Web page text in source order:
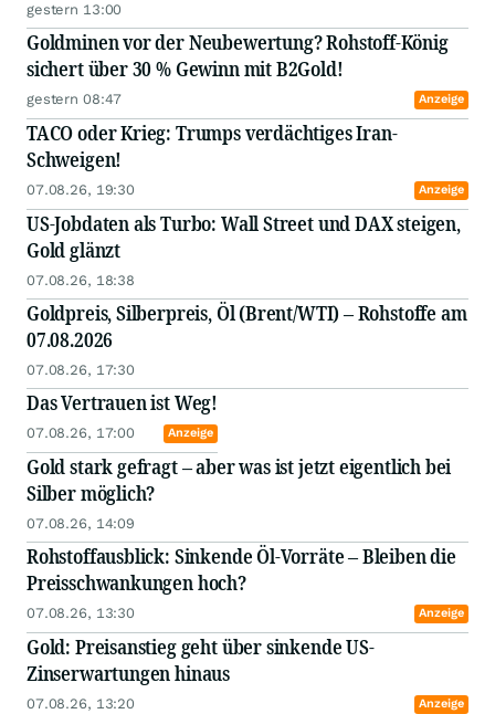
gestern 13:00
Goldminen vor der Neubewertung? Rohstoff-König
sichert über 30 % Gewinn mit B2Gold!
gestern 08:47 Anzeige
TACO oder Krieg: Trumps verdächtiges Iran-
Schweigen!
07.08.26, 19:30 Anzeige
US-Jobdaten als Turbo: Wall Street und DAX steigen,
Gold glänzt
07.08.26, 18:38
Goldpreis, Silberpreis, Öl (Brent/WTI) – Rohstoffe am
07.08.2026
07.08.26, 17:30
Das Vertrauen ist Weg!
07.08.26, 17:00 Anzeige
Gold stark gefragt – aber was ist jetzt eigentlich bei
Silber möglich?
07.08.26, 14:09
Rohstoffausblick: Sinkende Öl-Vorräte – Bleiben die
Preisschwankungen hoch?
07.08.26, 13:30 Anzeige
Gold: Preisanstieg geht über sinkende US-
Zinserwartungen hinaus
07.08.26, 13:20 Anzeige